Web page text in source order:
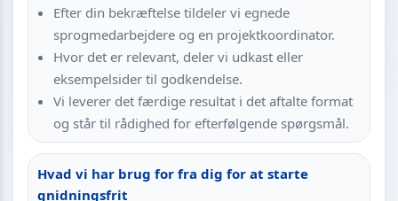
Efter din bekræftelse tildeler vi egnede
sprogmedarbejdere og en projektkoordinator.
Hvor det er relevant, deler vi udkast eller
eksempelsider til godkendelse.
Vi leverer det færdige resultat i det aftalte format
og står til rådighed for efterfølgende spørgsmål.
Hvad vi har brug for fra dig for at starte
gnidningsfrit